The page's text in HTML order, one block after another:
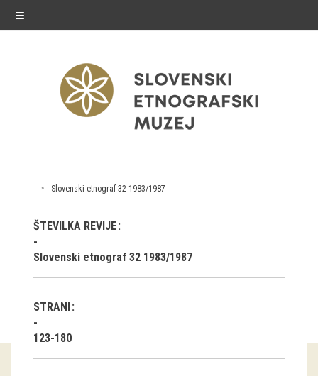
≡
exhibitions
Exhibitions in SEM
Past exhibitions
Virtual tours
public programme
Guided tours
Slovenski etnograf 32 1983/1987
ŠTEVILKA REVIJE
Slovenski etnograf 32 1983/1987
STRANI
123-180